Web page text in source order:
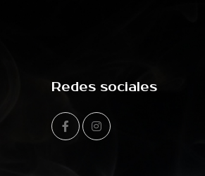
Redes sociales